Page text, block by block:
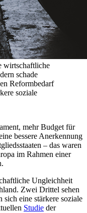
wirtschaftliche
schade
Reformbedarf
soziale
mehr Budget für
bessere Anerkennung
– das waren
im Rahmen einer
Ungleichheit
Zwei Drittel sehen
eine stärkere soziale
Studie der